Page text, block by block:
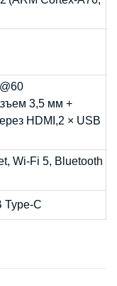
3,5 мм +
HDMI,2 × USB
Wi-Fi 5, Bluetooth
Type-C